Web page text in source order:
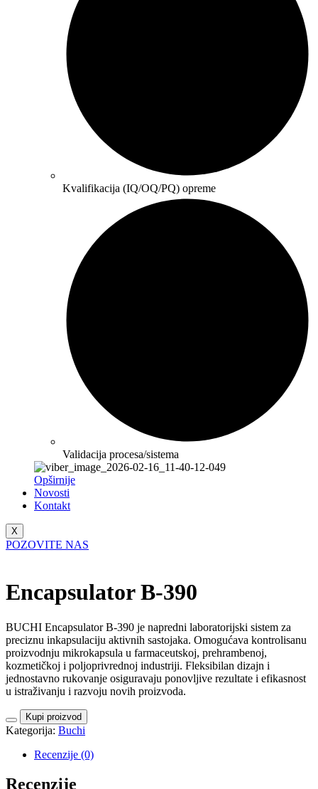
Kvalifikacija (IQ/OQ/PQ) opreme
Validacija procesa/sistema
Opširnije
Novosti
Kontakt
X
POZOVITE NAS
Encapsulator B-390
BUCHI Encapsulator B-390 je napredni laboratorijski sistem za
preciznu inkapsulaciju aktivnih sastojaka. Omogućava kontrolisanu
proizvodnju mikrokapsula u farmaceutskoj, prehrambenoj,
kozmetičkoj i poljoprivrednoj industriji. Fleksibilan dizajn i
jednostavno rukovanje osiguravaju ponovljive rezultate i efikasnost
u istraživanju i razvoju novih proizvoda.
Kupi proizvod
Kategorija: Buchi
Recenzije (0)
Recenzije